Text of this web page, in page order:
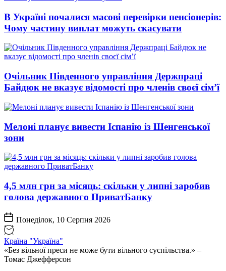
В Україні почалися масові перевірки пенсіонерів:
Чому частину виплат можуть скасувати
Очільник Південного управління Держпраці
Байдюк не вказує відомості про членів своєї сім’ї
Мелоні планує вивести Іспанію із Шенгенської
зони
4,5 млн грн за місяць: скільки у липні заробив
голова державного ПриватБанку
Понеділок, 10 Серпня 2026
Країна "Україна"
«Без вільної преси не може бути вільного суспільства.» –
Томас Джефферсон